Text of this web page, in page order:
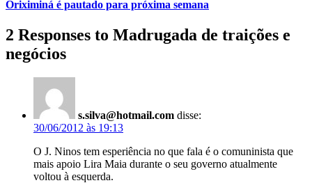
Oriximiná é pautado para próxima semana
2 Responses to Madrugada de traições e
negócios
s.silva@hotmail.com disse:
30/06/2012 às 19:13
O J. Ninos tem esperiência no que fala é o comuninista que
mais apoio Lira Maia durante o seu governo atualmente
voltou à esquerda.